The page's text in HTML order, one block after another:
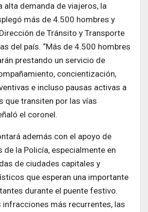
alta demanda de viajeros, la
más de 4.500 hombres y
de Tránsito y Transporte
del país. “Más de 4.500 hombres
prestando un servicio de
concientización,
e incluso pausas activas a
que transiten por las vías
el coronel.
además con el apoyo de
de la Policía, especialmente en
de ciudades capitales y
que esperan una importante
durante el puente festivo.
infracciones más recurrentes, las